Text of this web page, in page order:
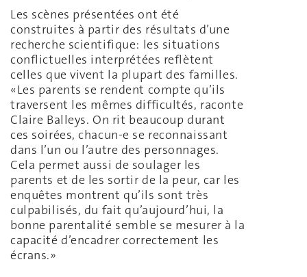
Les scènes présentées ont été
construites à partir des résultats d’une
recherche scientifique: les situations
conflictuelles interprétées reflètent
celles que vivent la plupart des familles.
«Les parents se rendent compte qu’ils
traversent les mêmes difficultés, raconte
Claire Balleys. On rit beaucoup durant
ces soirées, chacun-e se reconnaissant
dans l’un ou l’autre des personnages.
Cela permet aussi de soulager les
parents et de les sortir de la peur, car les
enquêtes montrent qu’ils sont très
culpabilisés, du fait qu’aujourd’hui, la
bonne parentalité semble se mesurer à la
capacité d’encadrer correctement les
écrans.»